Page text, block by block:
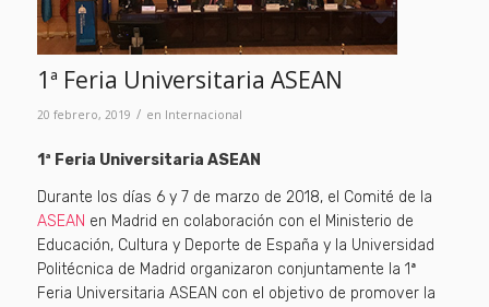
1ª Feria Universitaria ASEAN
20 febrero, 2019 / en Internacional
1ª Feria Universitaria ASEAN
Durante los días 6 y 7 de marzo de 2018, el Comité de la
ASEAN en Madrid en colaboración con el Ministerio de
Educación, Cultura y Deporte de España y la Universidad
Politécnica de Madrid organizaron conjuntamente la 1ª
Feria Universitaria ASEAN con el objetivo de promover la